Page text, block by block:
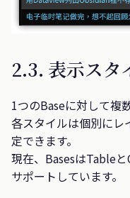
2.3. 表示ス
1つのBaseに対して複
各スタイルは個別にレ
定できます。
現在、BasesはTable
サポートしています。